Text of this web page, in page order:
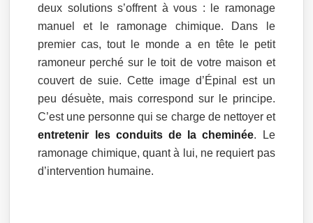
deux solutions s’offrent à vous : le ramonage
manuel et le ramonage chimique. Dans le
premier cas, tout le monde a en tête le petit
ramoneur perché sur le toit de votre maison et
couvert de suie. Cette image d’Épinal est un
peu désuète, mais correspond sur le principe.
C’est une personne qui se charge de nettoyer et
entretenir les conduits de la cheminée. Le
ramonage chimique, quant à lui, ne requiert pas
d’intervention humaine.